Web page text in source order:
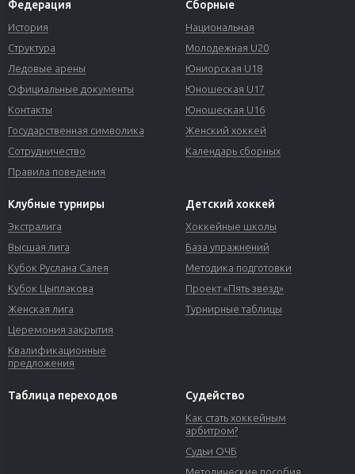
Федерация
История
Структура
Ледовые арены
Официальные документы
Контакты
Государственная символика
Сотрудничество
Правила поведения
Сборные
Национальная
Молодежная U20
Юниорская U18
Юношеская U17
Юношеская U16
Женский хоккей
Календарь сборных
Клубные турниры
Экстралига
Высшая лига
Кубок Руслана Салея
Кубок Цыплакова
Женская лига
Церемония закрытия
Квалификационные
предложения
Детский хоккей
Хоккейные школы
База упражнений
Методика подготовки
Проект «Пять звезд»
Турнирные таблицы
Таблица переходов Судейство
Как стать хоккейным
арбитром?
Судьи ОЧБ
Методические пособия